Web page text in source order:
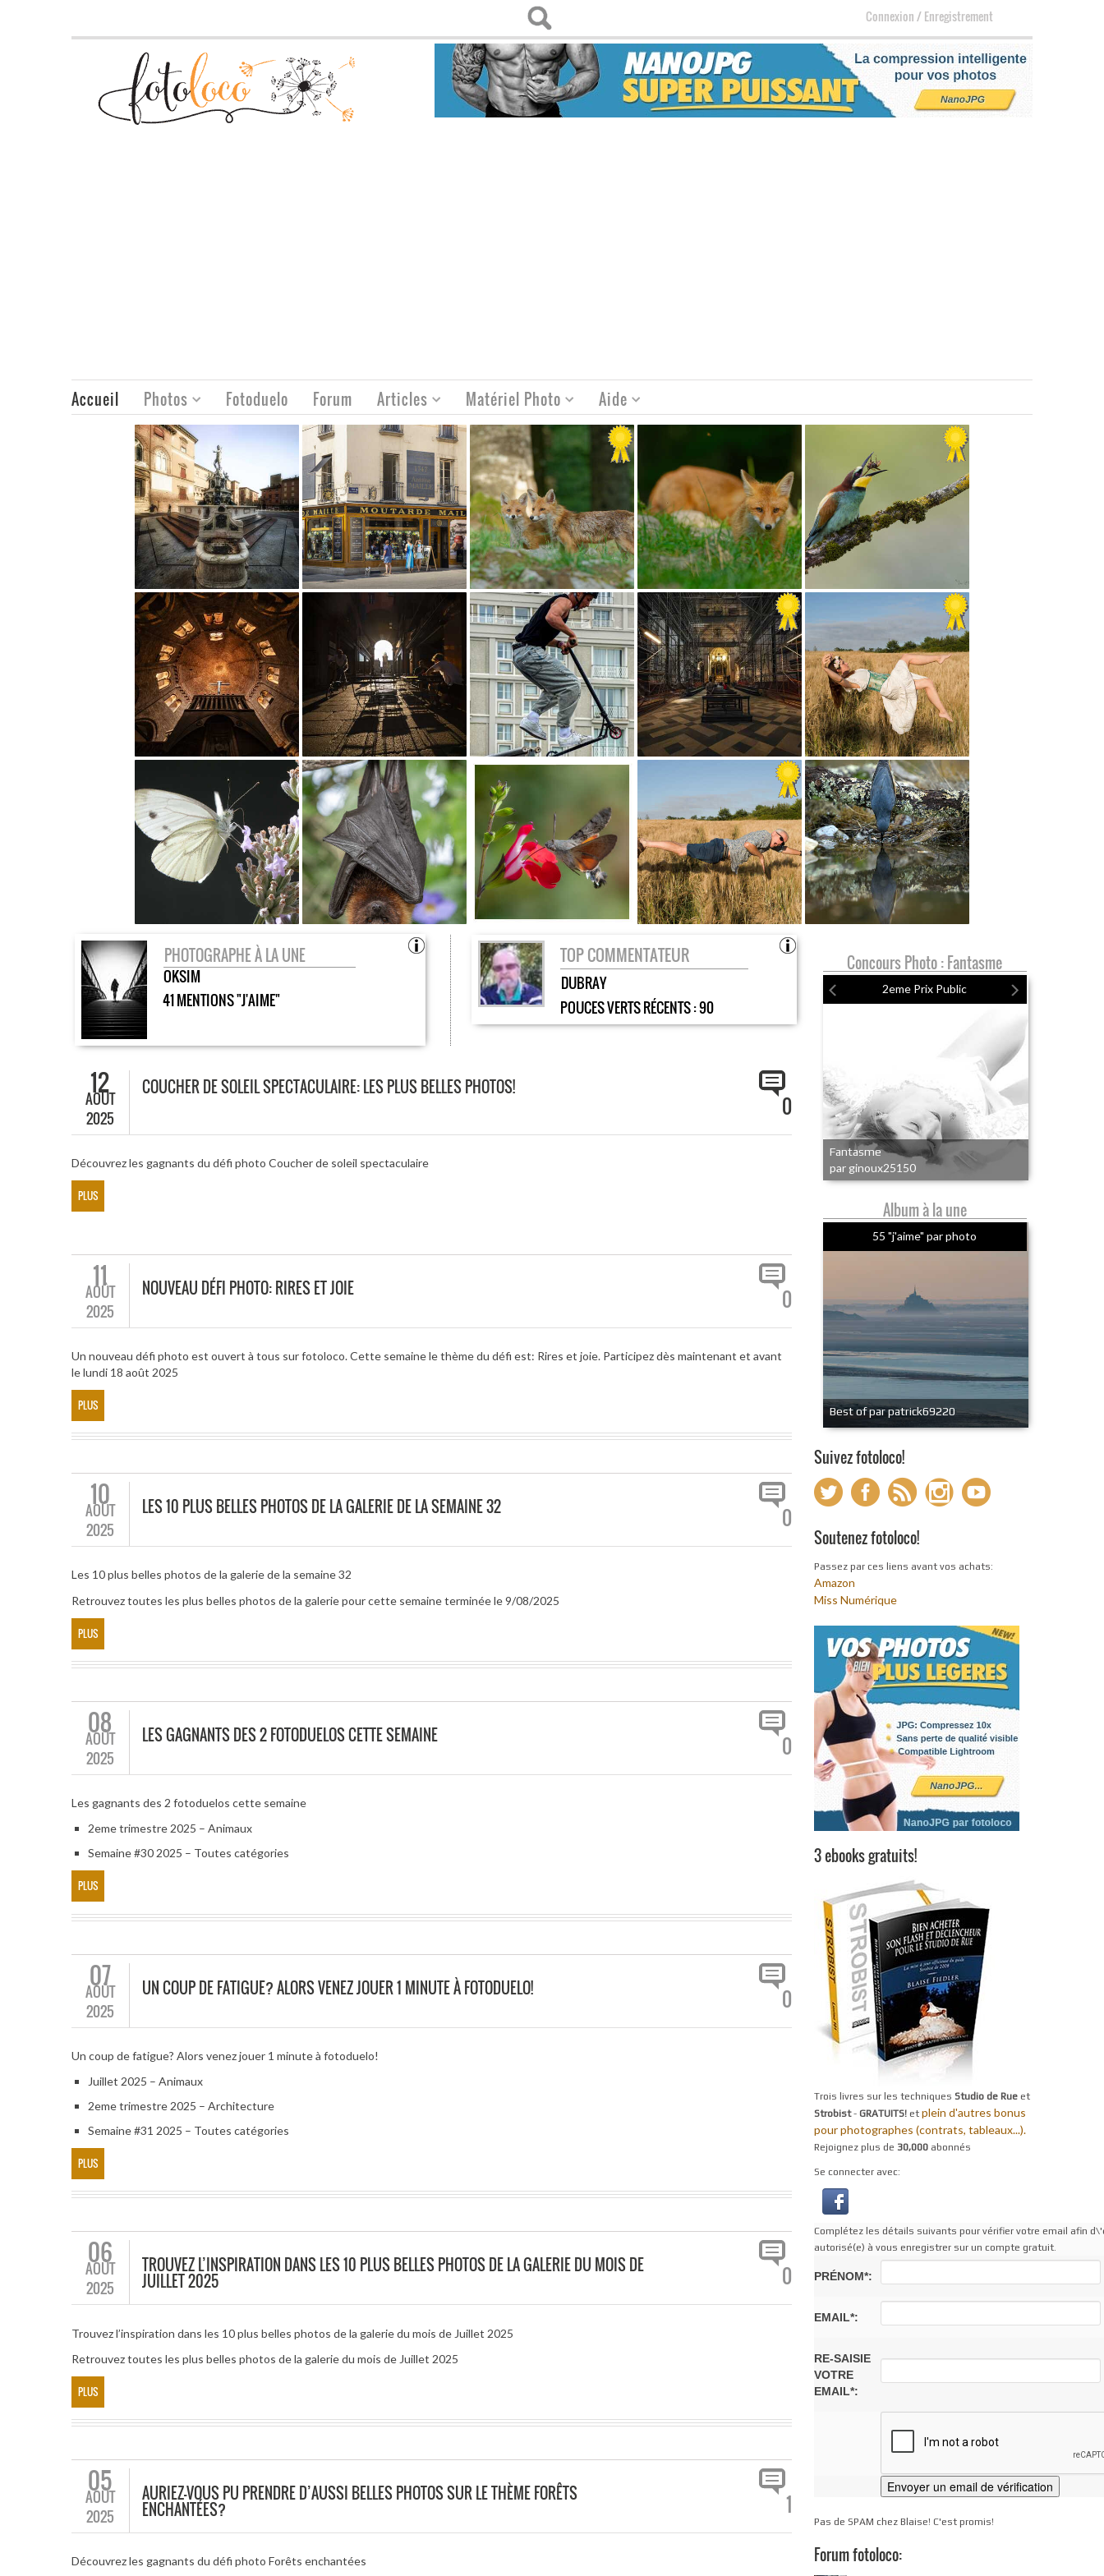
Connexion/Enregistrement
Accueil Photos Fotoduelo Forum Articles Matériel Photo Aide
PHOTOGRAPHE À LA UNE
OKSIM
41 MENTIONS "J'AIME"
TOP COMMENTATEUR
DUBRAY
POUCES VERTS RÉCENTS :90
12
AOÛT
2025
COUCHER DE SOLEIL SPECTACULAIRE: LES PLUS BELLES PHOTOS!
0
Découvrez les gagnants du défi photo Coucher de soleil spectaculaire
PLUS
11
AOÛT
2025
NOUVEAU DÉFI PHOTO: RIRES ET JOIE 0
Un nouveau défi photo est ouvert à tous sur fotoloco. Cette semaine le thème du défi est: Rires et joie. Participez dès maintenant et avant
le lundi 18 août 2025
PLUS
10
AOÛT
2025
LES 10 PLUS BELLES PHOTOS DE LA GALERIE DE LA SEMAINE 32 0
Les 10 plus belles photos de la galerie de la semaine 32
Retrouvez toutes les plus belles photos de la galerie pour cette semaine terminée le 9/08/2025
PLUS
08
AOÛT
2025
LES GAGNANTS DES 2 FOTODUELOS CETTE SEMAINE 0
Les gagnants des 2 fotoduelos cette semaine
2eme trimestre 2025 – Animaux
Semaine #30 2025 – Toutes catégories
PLUS
07
AOÛT
2025
UN COUP DE FATIGUE? ALORS VENEZ JOUER 1 MINUTE À FOTODUELO! 0
Un coup de fatigue? Alors venez jouer 1 minute à fotoduelo!
Juillet 2025 – Animaux
2eme trimestre 2025 – Architecture
Semaine #31 2025 – Toutes catégories
PLUS
06
AOÛT
2025
TROUVEZ L’INSPIRATION DANS LES 10 PLUS BELLES PHOTOS DE LA GALERIE DU MOIS DE
JUILLET 2025 0
Trouvez l’inspiration dans les 10 plus belles photos de la galerie du mois de Juillet 2025
Retrouvez toutes les plus belles photos de la galerie du mois de Juillet 2025
PLUS
05
AOÛT
2025
AURIEZ-VOUS PU PRENDRE D’AUSSI BELLES PHOTOS SUR LE THÈME FORÊTS
ENCHANTÉES? 1
Découvrez les gagnants du défi photo Forêts enchantées
Concours Photo : Fantasme
2eme Prix Public
Fantasme
par ginoux25150
Album à la une
55 "j'aime" par photo
Best of par patrick69220
Suivez fotoloco!
Soutenez fotoloco!
Passez par ces liens avant vos achats:
Amazon
Miss Numérique
3 ebooks gratuits!
Trois livres sur les techniques Studio de Rueet
Strobist- GRATUITS! et plein d'autres bonus
pour photographes (contrats, tableaux...).
Rejoignez plus de 30,000abonnés
Se connecter avec:
Complétez les détails suivants pour vérifier votre email afin
autorisé(e) à vous enregistrer sur un compte gratuit.
PRÉNOM*:
EMAIL*:
RE-SAISIE
VOTRE
EMAIL*:
Pas de SPAM chez Blaise! C'est promis!
Forum fotoloco: